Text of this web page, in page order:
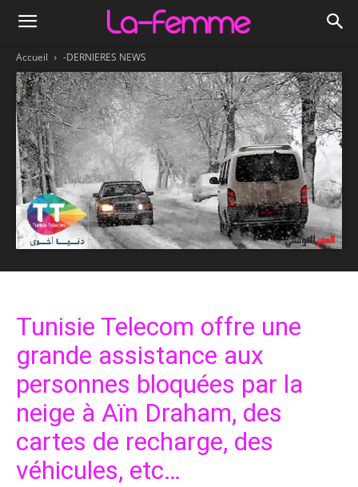
Accueil -DERNIERES NEWS
Tunisie Telecom offre une
grande assistance aux
personnes bloquées par la
neige à Aïn Draham, des
cartes de recharge, des
véhicules, etc…